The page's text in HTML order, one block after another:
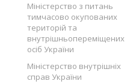
Міністерство з питань
тимчасово окупованих
територій та
внутрішньопереміщених
осіб України
Міністерство внутрішніх
справ України